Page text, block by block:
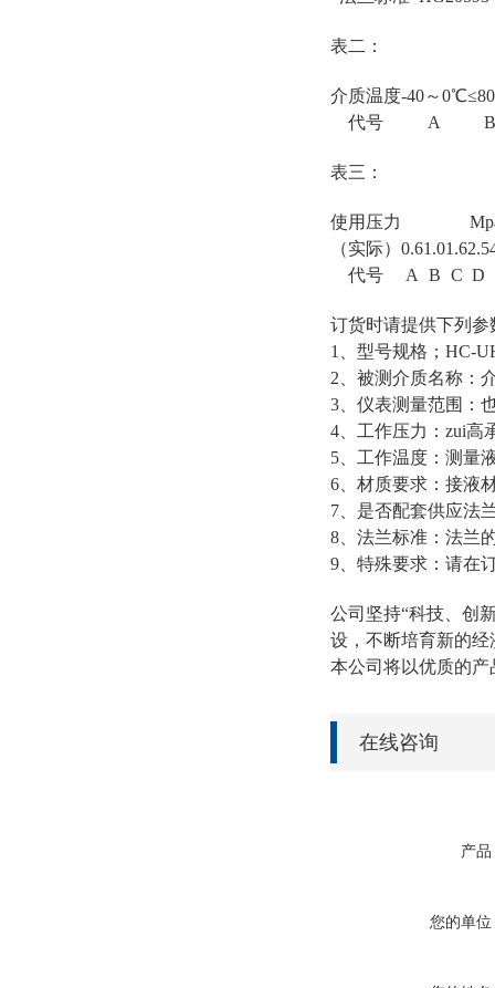
表二：
介质温度-40～0℃
代号
A B
表三：
使用压力
（实际） 0.61.01.62.5
代号
A B C D
订货时请提供下列参
1、型号规格；HC-
2、被测介质名称：
3、仪表测量范围：
4、工作压力：zui高
5、工作温度：测量
6、材质要求：接液
7、是否配套供应法
8、法兰标准：法兰
9、特殊要求：请在
公司坚持“科技、创
设，不断培育新的经
本公司将以优质的
在线咨询
产品
您的单位